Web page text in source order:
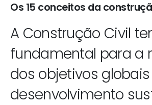
Os 15 conceitos da
A Construção Civil
fundamental para a
dos objetivos
desenvolvimento